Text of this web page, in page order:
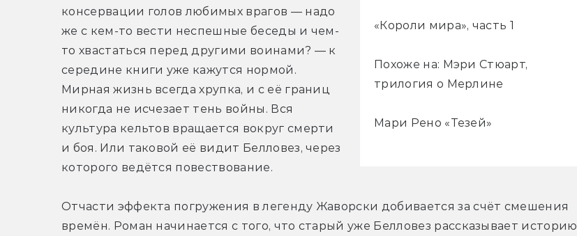
«Короли мира», часть 1
Похоже на: Мэри Стюарт,
трилогия о Мерлине
Мари Рено «Тезей»
консервации голов любимых врагов — надо
же с кем-то вести неспешные беседы и чем-
то хвастаться перед другими воинами? — к
середине книги уже кажутся нормой.
Мирная жизнь всегда хрупка, и с её границ
никогда не исчезает тень войны. Вся
культура кельтов вращается вокруг смерти
и боя. Или таковой её видит Белловез, через
которого ведётся повествование.
Отчасти эффекта погружения в легенду Жаворски добивается за счёт смешения
времён. Роман начинается с того, что старый уже Белловез рассказывает историю